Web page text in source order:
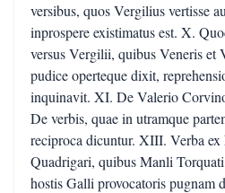
versibus, quos Vergilius vertisse
inprospere existimatus est. X.
versus Vergilii, quibus Veneris et
pudice operteque dixit,
inquinavit. XI. De Valerio
De verbis, quae in utramque
reciproca dicuntur. XIII. Verba ex
Quadrigari, quibus Manli
hostis Galli provocatoris